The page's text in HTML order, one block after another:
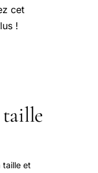
cet
!
taille et